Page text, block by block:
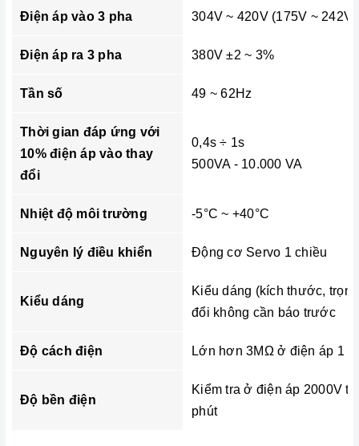
Điện áp vào 3 pha 304V ~ 420V (175V ~ 242V)
Điện áp ra 3 pha 380V ±2 ~ 3%
Tần số 49 ~ 62Hz
Thời gian đáp ứng với
10% điện áp vào thay
đổi
0,4s ÷ 1s
500VA - 10.000 VA
Nhiệt độ môi trường -5°C ~ +40°C
Nguyên lý điều khiển Động cơ Servo 1 chiều
Kiểu dáng
Kiểu dáng (kích thước,
đổi không cần báo trước
Độ cách điện Lớn hơn 3MΩ ở điện áp 1
Độ bền điện
Kiểm tra ở điện áp 2000V
phút